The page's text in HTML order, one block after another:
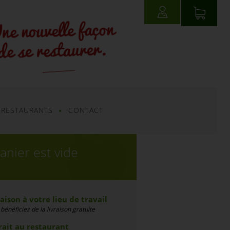
CONTACT
est vide
à votre lieu de travail
bénéficiez de la livraison gratuite
au restaurant